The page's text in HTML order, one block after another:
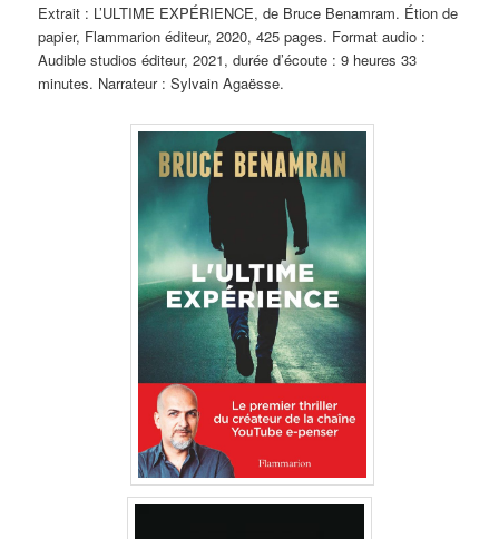
Extrait : L’ULTIME EXPÉRIENCE, de Bruce Benamram. Étion de
papier, Flammarion éditeur, 2020, 425 pages. Format audio :
Audible studios éditeur, 2021, durée d’écoute : 9 heures 33
minutes. Narrateur : Sylvain Agaësse.